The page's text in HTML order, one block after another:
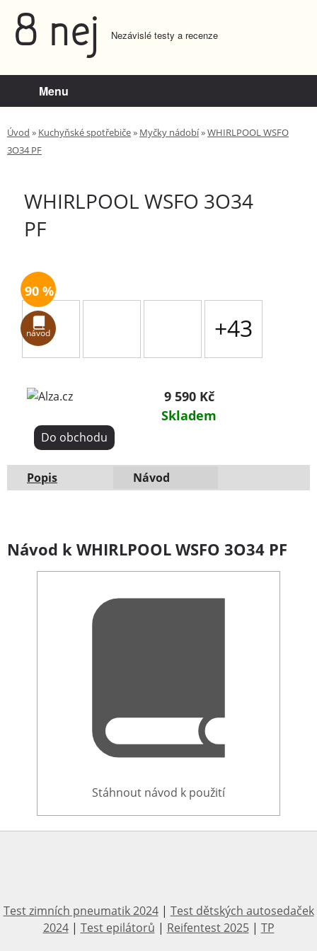
8 nej Nezávislé testy a recenze
Úvod » Kuchyňské spotřebiče» Myčky nádobí»WHIRLPOOL WSFO
3O34 PF
WHIRLPOOL WSFO 3O34
PF
90100
90 %
návod +43
9 590 Kč
Skladem
Do obchodu
Popis Návod
Návod k WHIRLPOOL WSFO 3O34 PF
Stáhnout návod k použití
Menu
Test zimních pneumatik 2024| Test dětských autosedaček
2024| Test epilátorů | Reifentest 2025| TP